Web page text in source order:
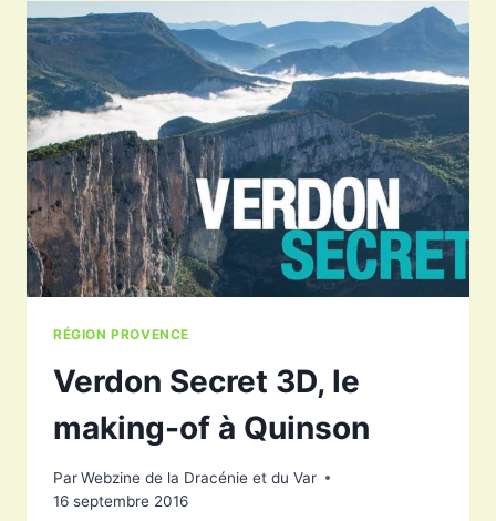
VERDON
CANYON
CHALLENGE
AIGUINES
RÉGION PROVENCE
Verdon Secret 3D, le
making-of à Quinson
ParWebzine de la Dracénie et du Var
16 septembre 2016